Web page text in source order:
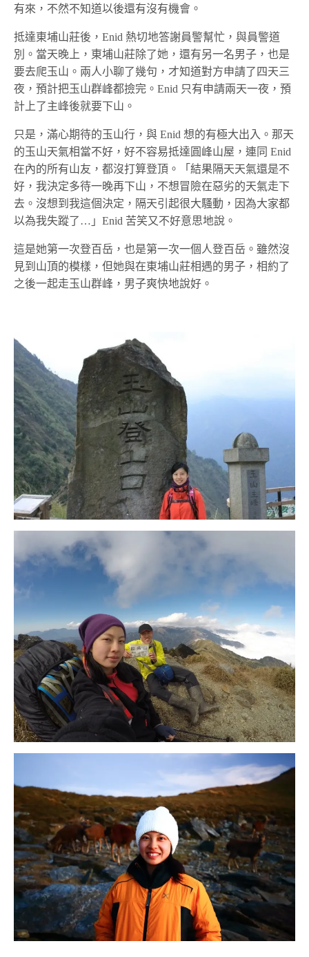
有來，不然不知道以後還有沒有機會。
抵達東埔山莊後，Enid 熱切地答謝員警幫忙，與員警道
別。當天晚上，東埔山莊除了她，還有另一名男子，也是
要去爬玉山。兩人小聊了幾句，才知道對方申請了四天三
夜，預計把玉山群峰都撿完。Enid 只有申請兩天一夜，預
計上了主峰後就要下山。
只是，滿心期待的玉山行，與 Enid 想的有極大出入。那天
的玉山天氣相當不好，好不容易抵達圓峰山屋，連同 Enid
在內的所有山友，都沒打算登頂。「結果隔天天氣還是不
好，我決定多待一晚再下山，不想冒險在惡劣的天氣走下
去。沒想到我這個決定，隔天引起很大騷動，因為大家都
以為我失蹤了…」Enid 苦笑又不好意思地說。
這是她第一次登百岳，也是第一次一個人登百岳。雖然沒
見到山頂的模樣，但她與在東埔山莊相遇的男子，相約了
之後一起走玉山群峰，男子爽快地說好。